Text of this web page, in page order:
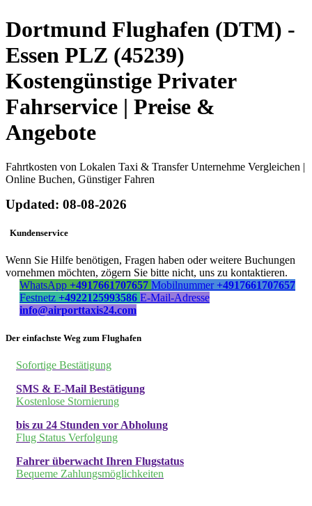
Dortmund Flughafen (DTM) -
Essen PLZ (45239)
Kostengünstige Privater
Fahrservice | Preise &
Angebote
Fahrtkosten von Lokalen Taxi & Transfer Unternehme Vergleichen |
Online Buchen, Günstiger Fahren
Updated: 08-08-2026
Kundenservice
Wenn Sie Hilfe benötigen, Fragen haben oder weitere Buchungen
vornehmen möchten, zögern Sie bitte nicht, uns zu kontaktieren.
WhatsApp +4917661707657 Mobilnummer +4917661707657
Festnetz +4922125993586 E-Mail-Adresse
info@airporttaxis24.com
Der einfachste Weg zum Flughafen
Sofortige Bestätigung
SMS & E-Mail Bestätigung
Kostenlose Stornierung
bis zu 24 Stunden vor Abholung
Flug Status Verfolgung
Fahrer überwacht Ihren Flugstatus
Bequeme Zahlungsmöglichkeiten